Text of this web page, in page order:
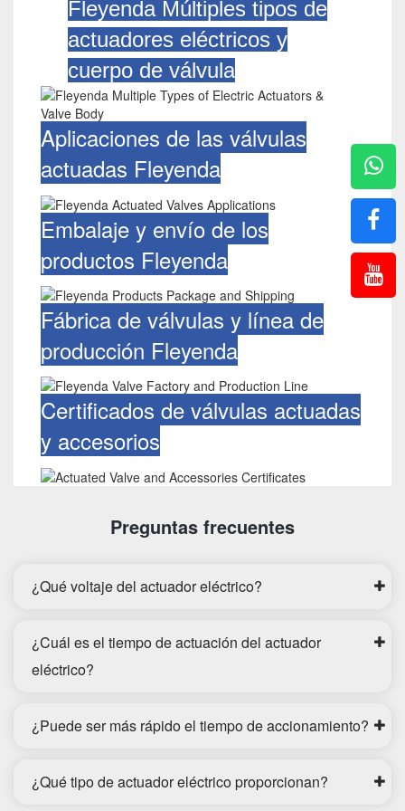
Fleyenda Múltiples tipos de
actuadores eléctricos y
cuerpo de válvula
Aplicaciones de las válvulas
actuadas Fleyenda
Embalaje y envío de los
productos Fleyenda
Fábrica de válvulas y línea de
producción Fleyenda
Certificados de válvulas actuadas
y accesorios
Preguntas frecuentes
¿Qué voltaje del actuador eléctrico?
¿Cuál es el tiempo de actuación del actuador
eléctrico?
¿Puede ser más rápido el tiempo de accionamiento?
¿Qué tipo de actuador eléctrico proporcionan?